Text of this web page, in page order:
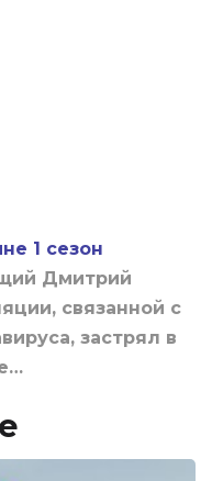
1 сезон
Дмитрий
связанной с
застрял в